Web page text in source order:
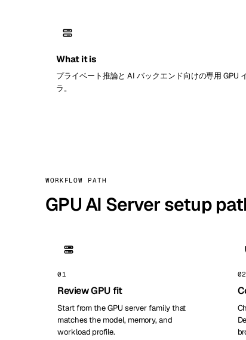
What it is
プライベート推論と AI バックエンド向けの専用 GPU
ラ。
WORKFLOW PATH
GPU AI Server setup
01
Review GPU fit
Start from the GPU server family that
matches the model, memory, and
workload profile.
02